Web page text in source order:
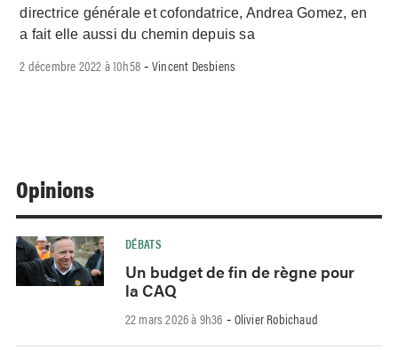
directrice générale et cofondatrice, Andrea Gomez, en
a fait elle aussi du chemin depuis sa
2 décembre 2022 à 10h58 -Vincent Desbiens
Opinions
DÉBATS
Un budget de fin de règne pour
la CAQ
22 mars 2026 à 9h36 - Olivier Robichaud